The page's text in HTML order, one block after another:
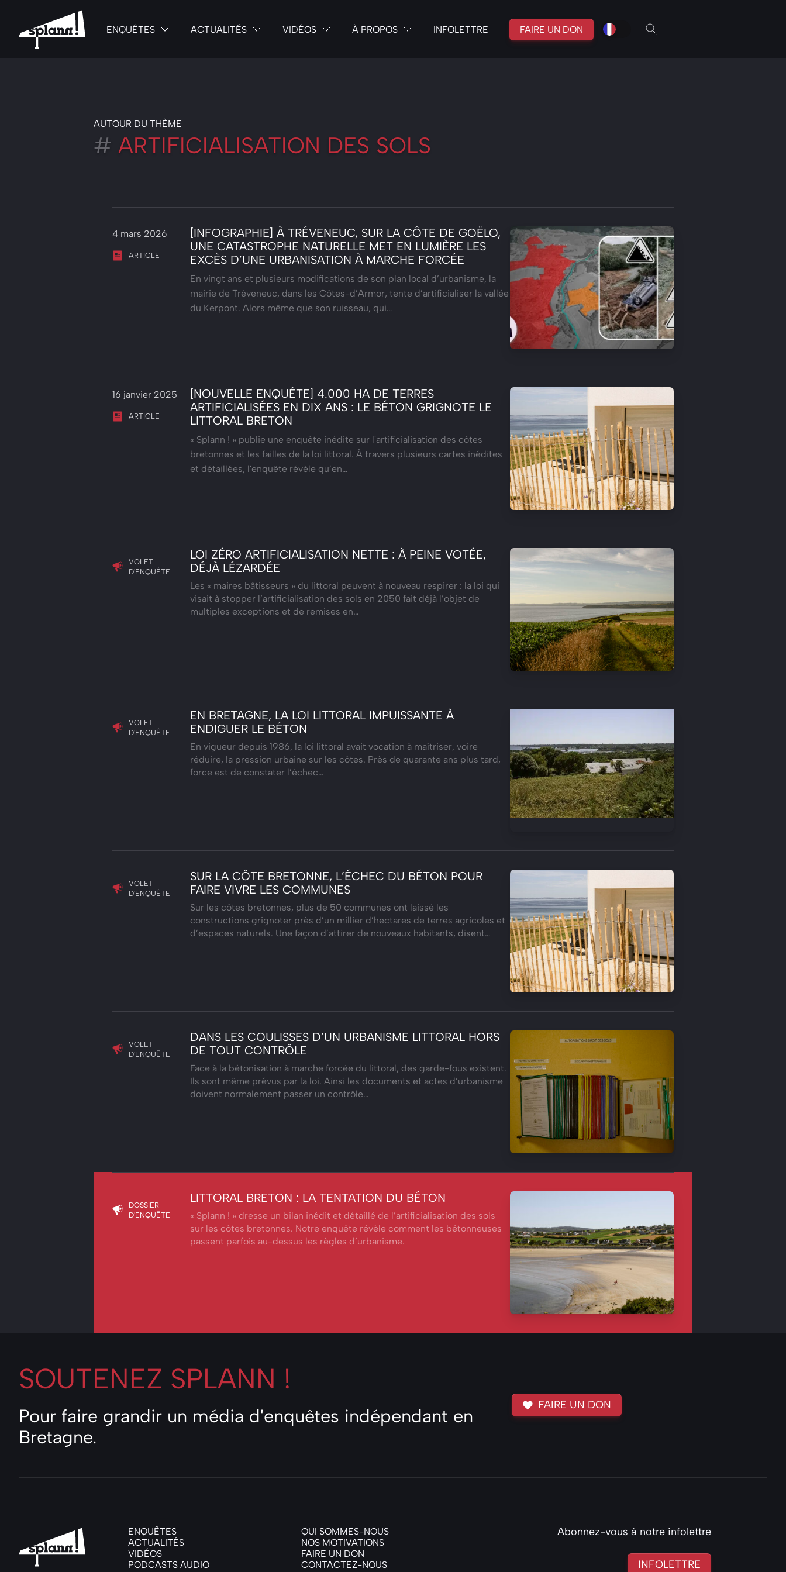
ENQUÊTES ACTUALITÉS VIDÉOS À PROPOS INFOLETTRE FAIRE UN DON br
AUTOUR DU THÈME
# ARTIFICIALISATION DES SOLS
4 mars 2026
ARTICLE
[INFOGRAPHIE] À TRÉVENEUC, SUR LA CÔTE DE GOËLO,
UNE CATASTROPHE NATURELLE MET EN LUMIÈRE LES
EXCÈS D’UNE URBANISATION À MARCHE FORCÉE
En vingt ans et plusieurs modifications de son plan local d’urbanisme, la
mairie de Tréveneuc, dans les Côtes-d’Armor, tente d’artificialiser la vallée
du Kerpont. Alors même que son ruisseau, qui…
16 janvier 2025
ARTICLE
[NOUVELLE ENQUÊTE] 4.000 HA DE TERRES
ARTIFICIALISÉES EN DIX ANS : LE BÉTON GRIGNOTE LE
LITTORAL BRETON
« Splann ! » publie une enquête inédite sur l'artificialisation des côtes
bretonnes et les failles de la loi littoral. À travers plusieurs cartes inédites
et détaillées, l'enquête révèle qu’en…
VOLET
D'ENQUÊTE
LOI ZÉRO ARTIFICIALISATION NETTE : À PEINE VOTÉE,
DÉJÀ LÉZARDÉE
Les « maires bâtisseurs » du littoral peuvent à nouveau respirer : la loi qui
visait à stopper l’artificialisation des sols en 2050 fait déjà l’objet de
multiples exceptions et de remises en…
VOLET
D'ENQUÊTE
EN BRETAGNE, LA LOI LITTORAL IMPUISSANTE À
ENDIGUER LE BÉTON
En vigueur depuis 1986, la loi littoral avait vocation à maîtriser, voire
réduire, la pression urbaine sur les côtes. Près de quarante ans plus tard,
force est de constater l’échec…
VOLET
D'ENQUÊTE
SUR LA CÔTE BRETONNE, L’ÉCHEC DU BÉTON POUR
FAIRE VIVRE LES COMMUNES
Sur les côtes bretonnes, plus de 50 communes ont laissé les
constructions grignoter près d’un millier d’hectares de terres agricoles et
d’espaces naturels. Une façon d’attirer de nouveaux habitants, disent…
VOLET
D'ENQUÊTE
DANS LES COULISSES D’UN URBANISME LITTORAL HORS
DE TOUT CONTRÔLE
Face à la bétonisation à marche forcée du littoral, des garde-fous existent.
Ils sont même prévus par la loi. Ainsi les documents et actes d’urbanisme
doivent normalement passer un contrôle…
DOSSIER
D'ENQUÊTE
LITTORAL BRETON : LA TENTATION DU BÉTON
« Splann ! » dresse un bilan inédit et détaillé de l’artificialisation des sols
sur les côtes bretonnes. Notre enquête révèle comment les bétonneuses
passent parfois au-dessus les règles d’urbanisme.
SOUTENEZ SPLANN !
Pour faire grandir un média d'enquêtes indépendant en
Bretagne.
FAIRE UN DON
ENQUÊTES
ACTUALITÉS
VIDÉOS
PODCASTS AUDIO
QUI SOMMES-NOUS
NOS MOTIVATIONS
FAIRE UN DON
CONTACTEZ-NOUS
Abonnez-vous à notre infolettre
INFOLETTRE